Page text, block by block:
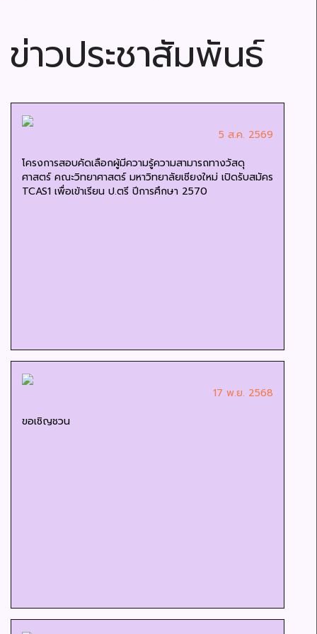
ข่าวประชาสัมพันธ์
5 ส.ค. 2569
โครงการสอบคัดเลือกผู้มีความรู้ความสามารถทางวัสดุ
ศาสตร์ คณะวิทยาศาสตร์ มหาวิทยาลัยเชียงใหม่ เปิดรับสมัคร
TCAS1 เพื่อเข้าเรียน ป.ตรี ปีการศึกษา 2570
17 พ.ย. 2568
ขอเชิญชวน